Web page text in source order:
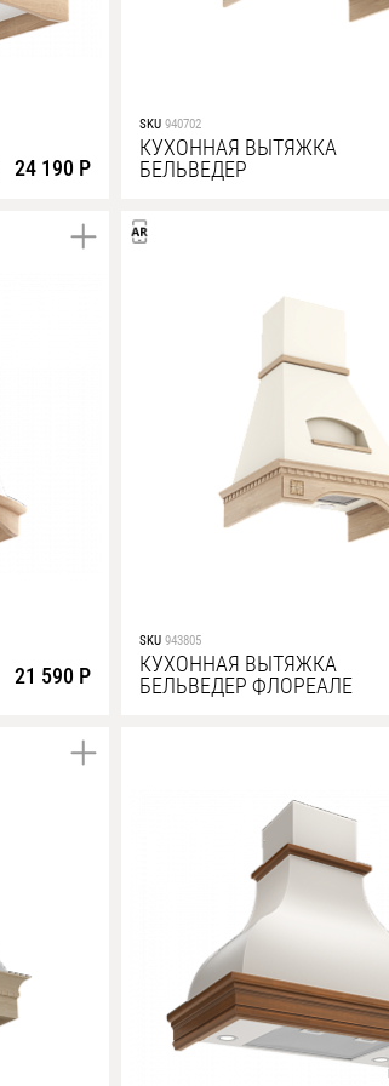
24 190 Р
SKU 940702
КУХОННАЯ ВЫТЯЖКА
БЕЛЬВЕДЕР
21 590 Р
SKU 943805
КУХОННАЯ ВЫТЯЖКА
БЕЛЬВЕДЕР ФЛОРЕАЛЕ